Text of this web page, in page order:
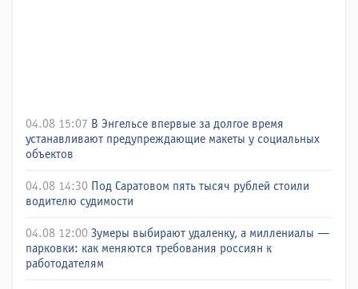
04.08 15:07 В Энгельсе впервые за долгое время
устанавливают предупреждающие макеты у социальных
объектов
04.08 14:30 Под Саратовом пять тысяч рублей стоили
водителю судимости
04.08 12:00 Зумеры выбирают удаленку, а миллениалы —
парковки: как меняются требования россиян к
работодателям